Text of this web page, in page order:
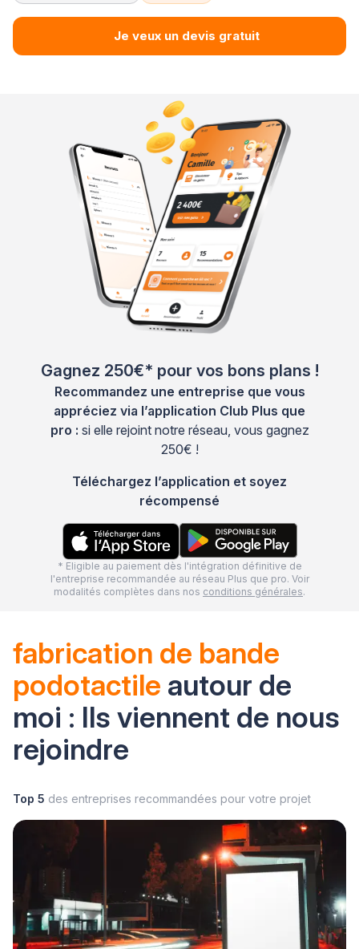
Je veux un devis gratuit
Gagnez 250€* pour vos bons plans !
Recommandez une entreprise que vous
appréciez via l’application Club Plus que
pro : si elle rejoint notre réseau, vous gagnez
250€ !
Téléchargez l’application et soyez
récompensé
* Eligible au paiement dès l'intégration définitive de
l'entreprise recommandée au réseau Plus que pro. Voir
modalités complètes dans nos conditions générales.
fabrication de bande
podotactile autour de
moi : Ils viennent de nous
rejoindre
Top 5 des entreprises recommandées pour votre projet